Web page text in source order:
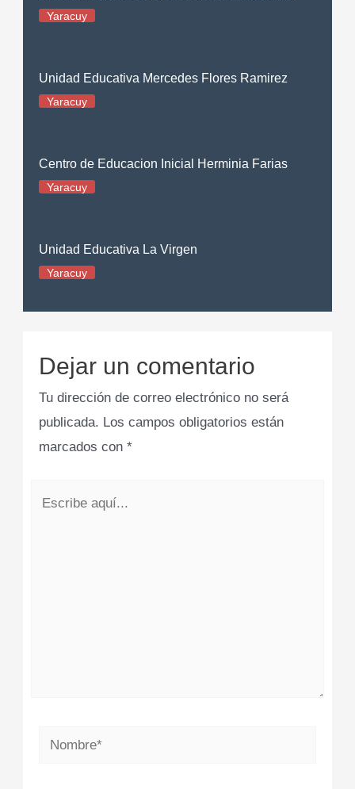
Yaracuy
Unidad Educativa Mercedes Flores Ramirez
Yaracuy
Centro de Educacion Inicial Herminia Farias
Yaracuy
Unidad Educativa La Virgen
Yaracuy
Dejar un comentario
Tu dirección de correo electrónico no será
publicada. Los campos obligatorios están
marcados con*
Nombre*